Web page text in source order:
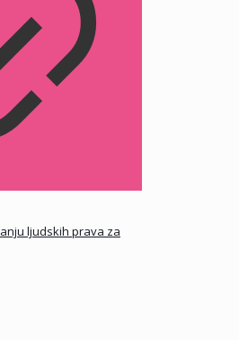
ljudskih prava za